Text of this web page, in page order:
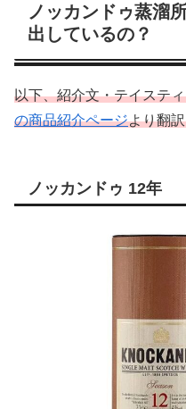
ノッカンドゥ蒸溜
出しているの？
以下、紹介文・テイステ
の商品紹介ページより翻
ノッカンドゥ 12年